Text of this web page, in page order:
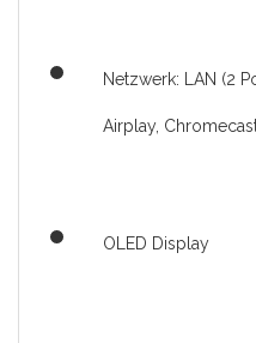
Netzwerk: LAN (2
Airplay,
OLED Display